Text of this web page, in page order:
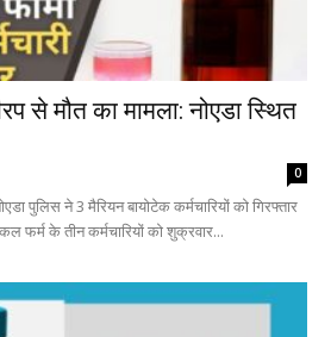
से मौत का मामला: नोएडा स्थित
0
पुलिस ने 3 मैरियन बायोटेक कर्मचारियों को गिरफ्तार
फर्म के तीन कर्मचारियों को शुक्रवार...